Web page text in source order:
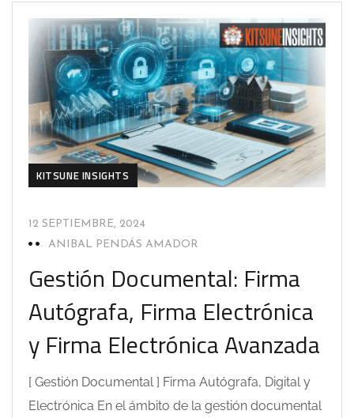
KITSUNE INSIGHTS
12 SEPTIEMBRE, 2024
ANIBAL PENDÁS AMADOR
Gestión Documental: Firma
Autógrafa, Firma Electrónica
y Firma Electrónica Avanzada
[ Gestión Documental ] Firma Autógrafa, Digital y
Electrónica En el ámbito de la gestión documental